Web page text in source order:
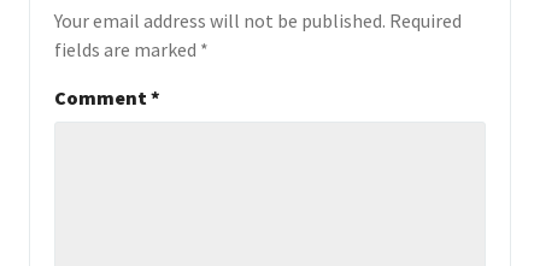
Your email address will not be published. Required
fields are marked *
Comment *